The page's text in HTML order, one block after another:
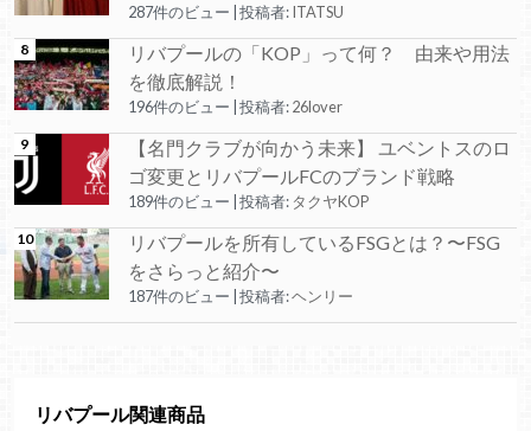
287件のビュー 投稿者:ITATSU
リバプールの「KOP」って何？ 由来や用法
を徹底解説！
196件のビュー 投稿者:26lover
【名門クラブが向かう未来】 ユベントスのロ
ゴ変更とリバプールFCのブランド戦略
189件のビュー 投稿者: タクヤKOP
リバプールを所有しているFSGとは？〜FSG
をさらっと紹介〜
187件のビュー 投稿者:ヘンリー
リバプール関連商品